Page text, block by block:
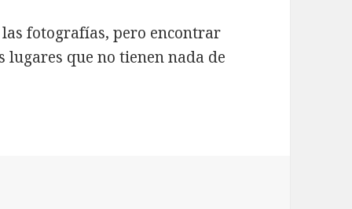
fotografías, pero encontrar
lugares que no tienen nada de